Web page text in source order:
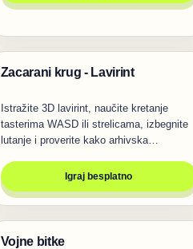
Igre
Zacarani krug - Lavirint
Istražite 3D lavirint, naučite kretanje
tasterima WASD ili strelicama, izbegnite
lutanje i proverite kako arhivska…
Igraj besplatno
Igre
Vojne bitke